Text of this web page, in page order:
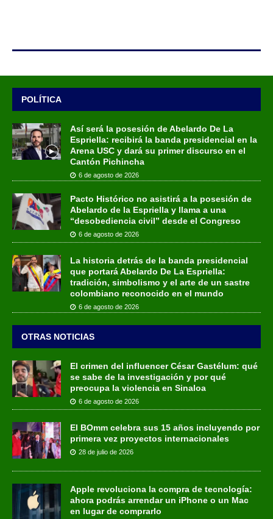
POLÍTICA
Así será la posesión de Abelardo De La
Espriella: recibirá la banda presidencial en la
Arena USC y dará su primer discurso en el
Cantón Pichincha
6 de agosto de 2026
Pacto Histórico no asistirá a la posesión de
Abelardo de la Espriella y llama a una
“desobediencia civil” desde el Congreso
6 de agosto de 2026
La historia detrás de la banda presidencial
que portará Abelardo De La Espriella:
tradición, simbolismo y el arte de un sastre
colombiano reconocido en el mundo
6 de agosto de 2026
OTRAS NOTICIAS
El crimen del influencer César Gastélum: qué
se sabe de la investigación y por qué
preocupa la violencia en Sinaloa
6 de agosto de 2026
El BOmm celebra sus 15 años incluyendo por
primera vez proyectos internacionales
28 de julio de 2026
Apple revoluciona la compra de tecnología:
ahora podrás arrendar un iPhone o un Mac
en lugar de comprarlo